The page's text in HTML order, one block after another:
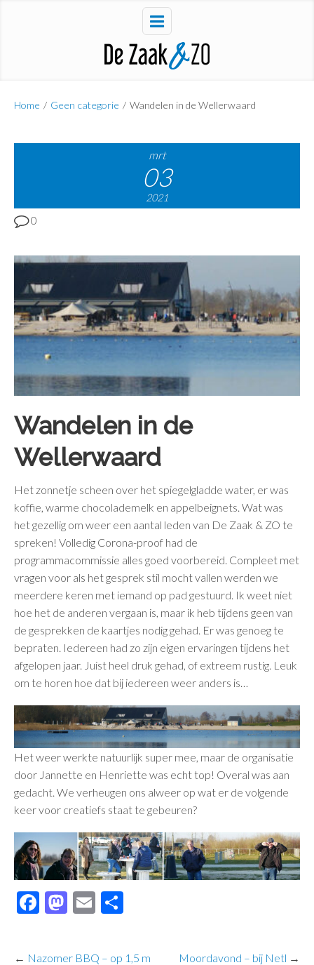
Home / Geen categorie / Wandelen in de Wellerwaard
mrt
03
2021
0
Wandelen in de
Wellerwaard
Het zonnetje scheen over het spiegelgladde water, er was
koffie, warme chocolademelk en appelbeignets. Wat was
het gezellig om weer een aantal leden van De Zaak & ZO te
spreken! Volledig Corona-proof had de
programmacommissie alles goed voorbereid. Compleet met
vragen voor als het gesprek stil mocht vallen werden we
meerdere keren met iemand op pad gestuurd. Ik weet niet
hoe het de anderen vergaan is, maar ik heb tijdens geen van
de gesprekken de kaartjes nodig gehad. Er was genoeg te
bepraten. Iedereen had zo zijn eigen ervaringen tijdens het
afgelopen jaar. Juist heel druk gehad, of extreem rustig. Leuk
om te horen hoe dat bij iedereen weer anders is…
Het weer werkte natuurlijk super mee, maar de organisatie
door Jannette en Henriette was echt top! Overal was aan
gedacht. We verheugen ons alweer op wat er de volgende
keer voor creatiefs staat te gebeuren?
Facebook
Mastodon
Email
Moordavond – bij Netl →
← Nazomer BBQ – op 1,5 m